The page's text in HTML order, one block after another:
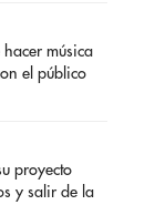
hacer música
el público
proyecto
y salir de la